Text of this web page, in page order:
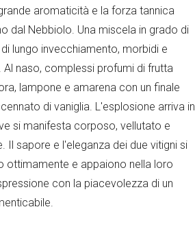
aromaticità e la forza tannica
dal Nebbiolo. Una miscela in grado di
lungo invecchiamento, morbidi e
Al naso, complessi profumi di frutta
lampone e amarena con un finale
di vaniglia. L'esplosione arriva in
si manifesta corposo, vellutato e
Il sapore e l'eleganza dei due vitigni si
ottimamente e appaiono nella loro
con la piacevolezza di un